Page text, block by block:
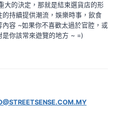
大的決定，那就是結束選貨店的形
持續提供潮流，娛樂時事，飲食
容 ~如果你不喜歡太過於官腔，或
你該常來遊覽的地方 ~ =)